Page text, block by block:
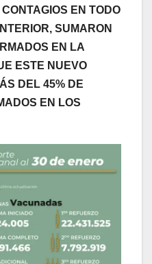
EN TODO
SUMARON
EN LA
ESTE NUEVO
DEL 45% DE
EN LOS